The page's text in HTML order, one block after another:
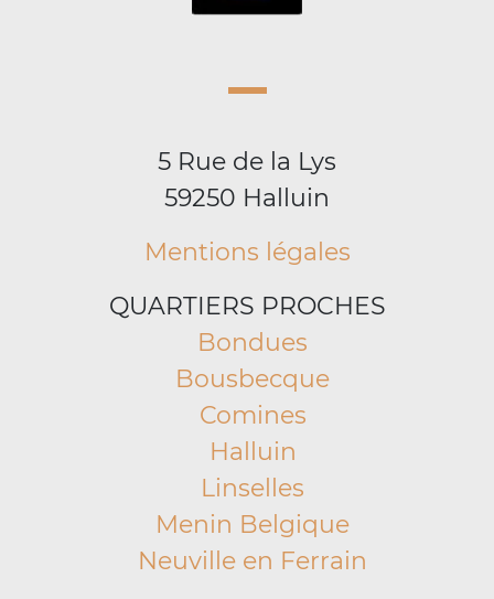
5 Rue de la Lys
59250 Halluin
Mentions légales
QUARTIERS PROCHES
Bondues
Bousbecque
Comines
Halluin
Linselles
Menin Belgique
Neuville en Ferrain